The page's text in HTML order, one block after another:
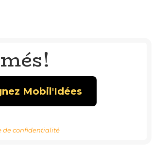
de confidentialité